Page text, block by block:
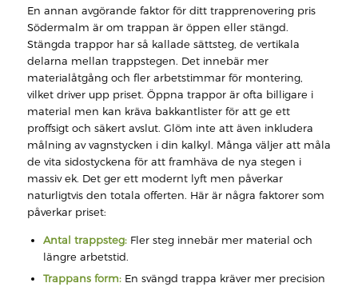
En annan avgörande faktor för ditt trapprenovering pris
Södermalm är om trappan är öppen eller stängd.
Stängda trappor har så kallade sättsteg, de vertikala
delarna mellan trappstegen. Det innebär mer
materialåtgång och fler arbetstimmar för montering,
vilket driver upp priset. Öppna trappor är ofta billigare i
material men kan kräva bakkantlister för att ge ett
proffsigt och säkert avslut. Glöm inte att även inkludera
målning av vagnstycken i din kalkyl. Många väljer att måla
de vita sidostyckena för att framhäva de nya stegen i
massiv ek. Det ger ett modernt lyft men påverkar
naturligtvis den totala offerten. Här är några faktorer som
påverkar priset:
Antal trappsteg:Fler steg innebär mer material och
längre arbetstid.
Trappans form:En svängd trappa kräver mer precision